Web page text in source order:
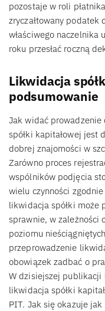
pozostaje w roli
zryczałtowany podatek
właściwego naczelnika
roku przesłać roczną
Likwidacja
podsumowanie
Jak widać prowadzenie
spółki kapitałowej jest
dobrej znajomości w
Zarówno proces
wspólników podjęcia
wielu czynności
likwidacja spółki może
sprawnie, w zależności
poziomu
przeprowadzenie
obowiązek zadbać o
W dzisiejszej publikacji
likwidacja spółki
PIT. Jak się okazuje